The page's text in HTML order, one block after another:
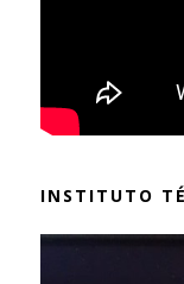
INSTITUTO